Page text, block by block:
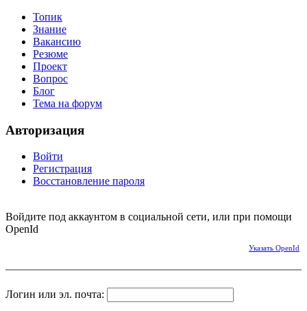
Топик
Знание
Вакансию
Резюме
Проект
Вопрос
Блог
Тема на форум
Авторизация
Войти
Регистрация
Восстановление пароля
Войдите под аккаунтом в социальной сети, или при помощи
OpenId
Указать OpenId
Логин или эл. почта: